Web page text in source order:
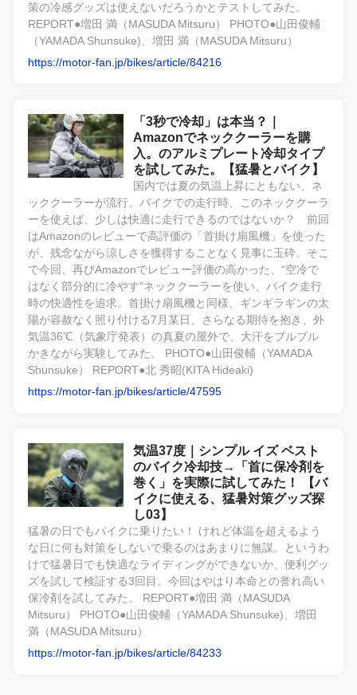
策の冷感グッズは使えないだろうかとテストしてみた。
REPORT●増田 満（MASUDA Mitsuru） PHOTO●山田俊輔
（YAMADA Shunsuke)、増田 満（MASUDA Mitsuru）
https://motor-fan.jp/bikes/article/84216
「3秒で冷却」は本当？｜
Amazonでネッククーラーを購
入。のアルミプレート冷却タイプ
を試してみた。【猛暑とバイク】
国内では夏の気温上昇にともない、ネ
ッククーラーが流行。バイクでの走行時、このネッククーラ
ーを使えば、少しは快適に走行できるのではないか？ 前回
はAmazonのレビューで高評価の「首掛け扇風機」を使った
が、残念ながら涼しさを獲得することなく見事に玉砕。そこ
で今回、再びAmazonでレビュー評価の高かった、“空冷で
はなく部分的に冷やす”ネッククーラーを使い、バイク走行
時の快適性を追求。首掛け扇風機と同様、ギンギラギンの太
陽が容赦なく照り付ける7月某日、さらなる期待を抱き、外
気温36℃（気象庁発表）の真夏の屋外で、大汗をブルブル
かきながら実験してみた。 PHOTO●山田俊輔（YAMADA
Shunsuke） REPORT●北 秀昭(KITA Hideaki)
https://motor-fan.jp/bikes/article/47595
気温37度｜シンプル イズ ベスト
のバイク冷却技→「首に保冷剤を
巻く」を実際に試してみた！ 【バ
イクに使える、猛暑対策グッズ探
し03】
猛暑の日でもバイクに乗りたい！ けれど体温を超えるよう
な日に何も対策をしないで乗るのはあまりに無謀。というわ
けで猛暑日でも快適なライディングができないか、便利グッ
ズを試して検証する3回目。今回はやはり本命との誉れ高い
保冷剤を試してみた。 REPORT●増田 満（MASUDA
Mitsuru） PHOTO●山田俊輔（YAMADA Shunsuke)、増田
満（MASUDA Mitsuru）
https://motor-fan.jp/bikes/article/84233